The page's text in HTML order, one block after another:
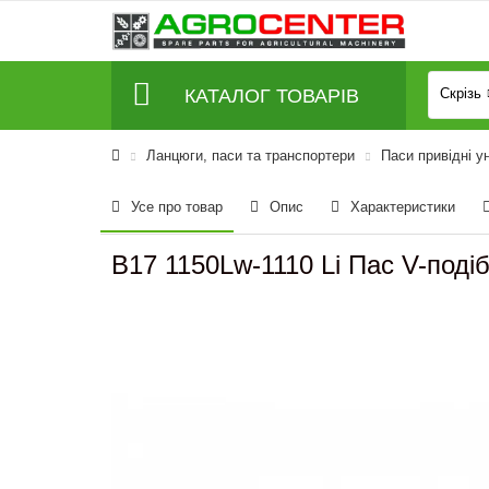
КАТАЛОГ ТОВАРІВ Скрізь
Ланцюги, паси та транспортери Паси привідні
Усе про товар Опис Характеристики
B17 1150Lw-1110 Li Пас V-